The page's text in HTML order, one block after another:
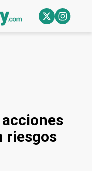
riesgos